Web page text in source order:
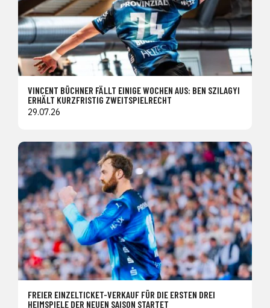
VINCENT BÜCHNER FÄLLT EINIGE WOCHEN AUS: BEN SZILAGYI
ERHÄLT KURZFRISTIG ZWEITSPIELRECHT
29.07.26
FREIER EINZELTICKET-VERKAUF FÜR DIE ERSTEN DREI
HEIMSPIELE DER NEUEN SAISON STARTET